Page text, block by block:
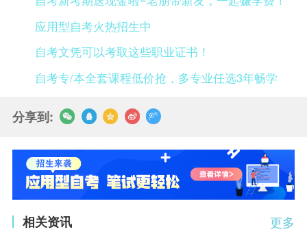
应用型自考火热招生中
自考文凭可以考取这些职业证书！
自考专/本全套课程低价抢，多专业任选3年畅学
分享到:
更多
相关资讯